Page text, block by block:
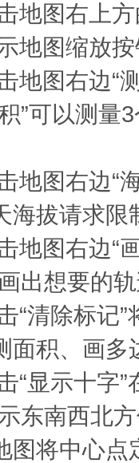
地图右上方
地图缩放
地图右边“
”可以测量
地图右边“
海拔请求
图右边“画
出想要的
“清除标记
面积、画多
显示十字”
东南西北
图将中心